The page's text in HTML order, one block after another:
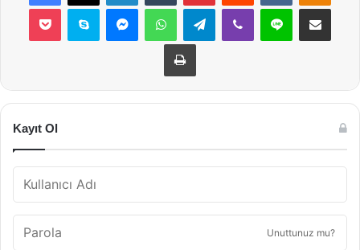
Pocket Skype MessengerWhatsAppTelegramViber Line E-Posta ile
Yazdır
Kayıt Ol
Unuttunuz mu?